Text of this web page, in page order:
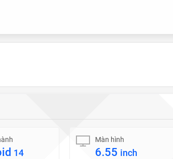
14
Màn hình
6.55 inch